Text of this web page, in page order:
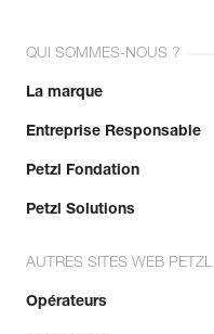
QUI SOMMES-NOUS ?
La marque
Entreprise Responsable
Petzl Fondation
Petzl Solutions
AUTRES SITES WEB PETZL
Opérateurs